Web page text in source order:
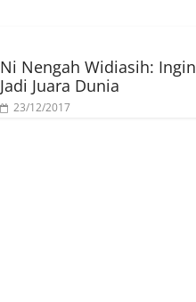
Ni Nengah Widiasih: Ingin
Jadi Juara Dunia
23/12/2017